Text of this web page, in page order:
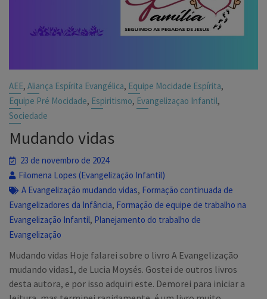
AEE,Aliança Espírita Evangélica, Equipe Mocidade Espírita,
Equipe Pré Mocidade, Espiritismo, Evangelizaçao Infantil,
Sociedade
Mudando vidas
23 de novembro de 2024
Filomena Lopes (Evangelização Infantil)
A Evangelização mudando vidas, Formação continuada de
Evangelizadores da Infância, Formação de equipe de trabalho na
Evangelização Infantil, Planejamento do trabalho de
Evangelização
Mudando vidas Hoje falarei sobre o livro A Evangelização
mudando vidas1, de Lucia Moysés. Gostei de outros livros
desta autora, e por isso adquiri este. Demorei para iniciar a